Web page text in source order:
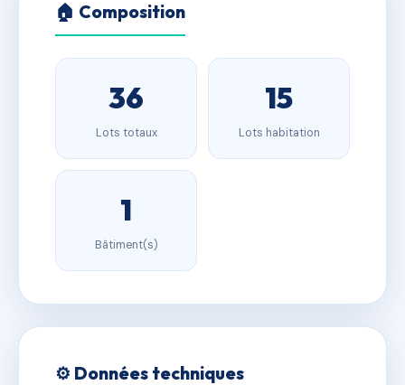
🏠 Composition
36
Lots totaux
15
Lots habitation
1
Bâtiment(s)
⚙️ Données techniques